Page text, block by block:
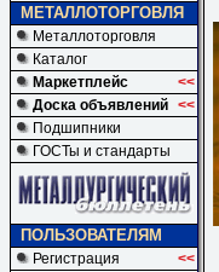
МЕТАЛЛОТОРГОВЛЯ
Металлоторговля
Каталог
Маркетплейс
<<
Доска объявлений <<
Подшипники
ГОСТы и стандарты
ПОЛЬЗОВАТЕЛЯМ
Регистрация
<<